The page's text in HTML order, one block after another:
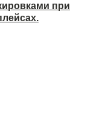
при